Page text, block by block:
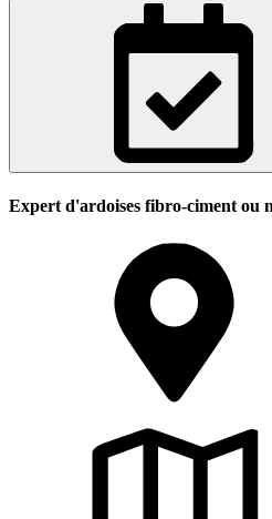
Expert d'ardoises fibro-ciment ou